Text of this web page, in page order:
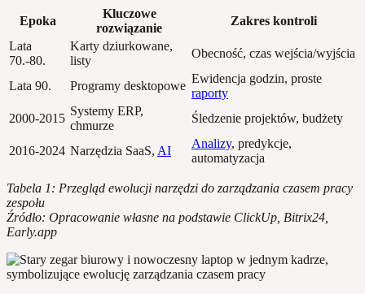
Epoka
Kluczowe
rozwiązanie
Zakres kontroli
Lata
70.-80.
Karty dziurkowane,
listy
Obecność, czas wejścia/wyjścia
Lata 90. Programy desktopowe
Ewidencja godzin, proste
raporty
2000-2015
Systemy ERP,
chmurze
Śledzenie projektów, budżety
2016-2024 Narzędzia SaaS, AI
Analizy, predykcje,
automatyzacja
Tabela 1: Przegląd ewolucji narzędzi do zarządzania czasem pracy
zespołu
Źródło: Opracowanie własne na podstawie ClickUp, Bitrix24,
Early.app